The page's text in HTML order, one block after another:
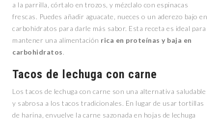
a la parrilla, córtalo en trozos, y mézclalo con espinacas
frescas. Puedes añadir aguacate, nueces o un aderezo bajo en
carbohidratos para darle más sabor. Esta receta es ideal para
mantener una alimentación rica en proteínas y baja en
carbohidratos.
Tacos de lechuga con carne
Los tacos de lechuga con carne son una alternativa saludable
y sabrosa a los tacos tradicionales. En lugar de usar tortillas
de harina, envuelve la carne sazonada en hojas de lechuga